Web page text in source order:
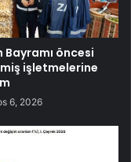
Bayramı öncesi
işletmelerine
6, 2026